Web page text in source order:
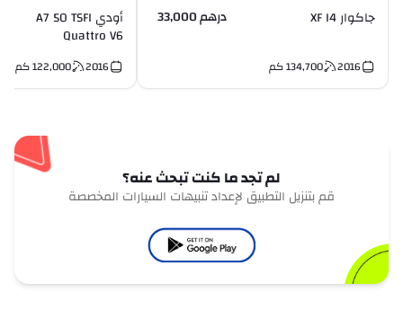
جاكوار XF I4 درهم 33,000
2016
134,700 كم
أودي A7 50 TSFI
Quattro V6
2016
122,000 كم
لم تجد ما كنت تبحث عنه؟
قم بتنزيل التطبيق لإعداد تنبيهات السيارات المخصصة